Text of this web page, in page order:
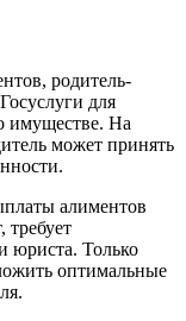
родитель-
для
имуществе. На
может принять
алиментов
требует
юриста. Только
оптимальные